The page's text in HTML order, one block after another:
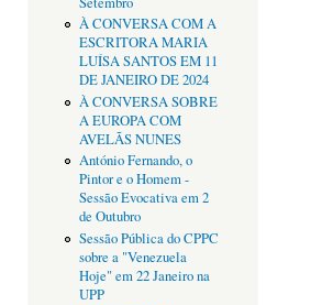
À CONVERSA COM A
ESCRITORA MARIA
LUÍSA SANTOS EM 11
DE JANEIRO DE 2024
À CONVERSA SOBRE
A EUROPA COM
AVELÃS NUNES
António Fernando, o
Pintor e o Homem -
Sessão Evocativa em 2
de Outubro
Sessão Pública do CPPC
sobre a "Venezuela
Hoje" em 22 Janeiro na
UPP